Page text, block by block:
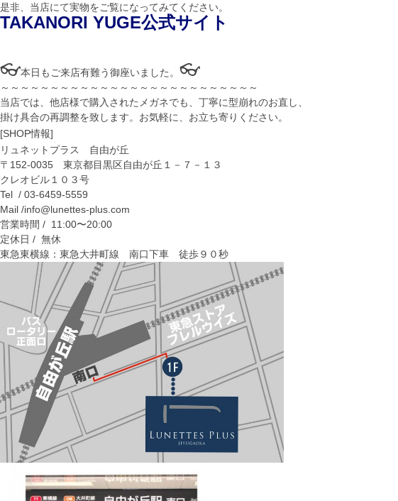
是非、当店にて実物をご覧になってみてください。
TAKANORI YUGE公式サイト
👓本日もご来店有難う御座いました。 👓
～～～～～～～～～～～～～～～～～～～～～～～～～～
当店では、他店様で購入されたメガネでも、丁寧に型崩れのお直し、
掛け具合の再調整を致します。お気軽に、お立ち寄りください。
[SHOP情報]
リュネットプラス 自由が丘
〒152-0035 東京都目黒区自由が丘１－７－１３
クレオビル１０３号
Tel / 03-6459-5559
Mail /info@lunettes-plus.com
営業時間 / 11:00〜20:00
定休日 / 無休
東急東横線：東急大井町線 南口下車 徒歩９０秒